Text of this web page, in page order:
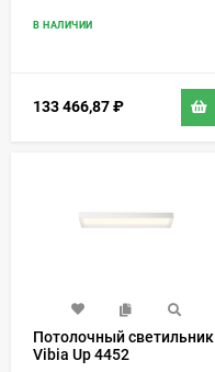
В НАЛИЧИИ
133 466,87₽
Потолочный светильник
Vibia Up 4452